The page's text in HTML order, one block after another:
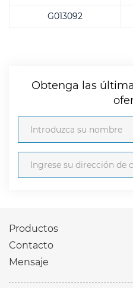
G013092
Obtenga las
Productos
Contacto
Mensaje